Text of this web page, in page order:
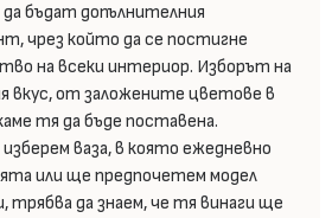
бъдат допълнителния
чрез който да се постигне
на всеки интериор. Изборът на
вкус, от заложените цветове в
тя да бъде поставена.
ваза, в която ежедневно
или ще предпочетем модел
трябва да знаем, че тя винаги ще